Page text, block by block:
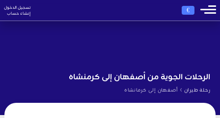
€
تسجيل الدخول
إنشاء حساب
الرحلات الجوية من أصفهان إلى كرمنشاه
رحلة طيران › أصفهان إلى كرمانشاه